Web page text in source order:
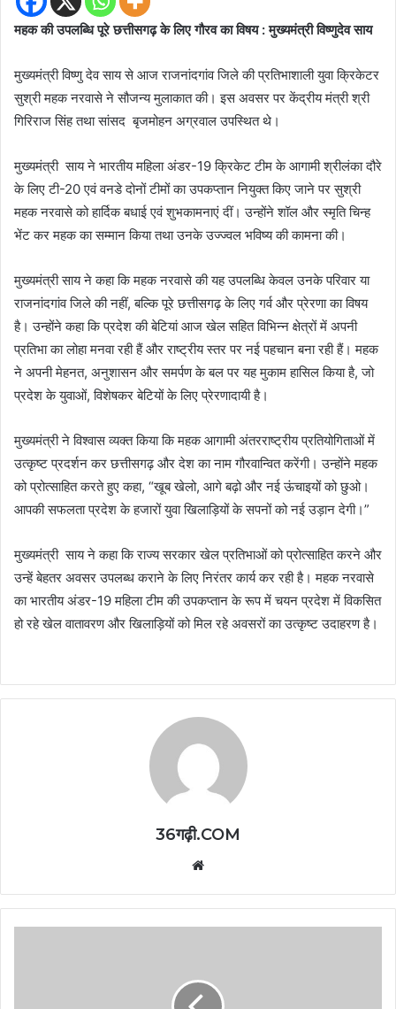
महक की उपलब्धि पूरे छत्तीसगढ़ के लिए गौरव का विषय : मुख्यमंत्री विष्णुदेव साय
मुख्यमंत्री विष्णु देव साय से आज राजनांदगांव जिले की प्रतिभाशाली युवा क्रिकेटर
सुश्री महक नरवासे ने सौजन्य मुलाकात की। इस अवसर पर केंद्रीय मंत्री श्री
गिरिराज सिंह तथा सांसद बृजमोहन अग्रवाल उपस्थित थे।
मुख्यमंत्री साय ने भारतीय महिला अंडर-19 क्रिकेट टीम के आगामी श्रीलंका दौरे
के लिए टी-20 एवं वनडे दोनों टीमों का उपकप्तान नियुक्त किए जाने पर सुश्री
महक नरवासे को हार्दिक बधाई एवं शुभकामनाएं दीं। उन्होंने शॉल और स्मृति चिन्ह
भेंट कर महक का सम्मान किया तथा उनके उज्ज्वल भविष्य की कामना की।
मुख्यमंत्री साय ने कहा कि महक नरवासे की यह उपलब्धि केवल उनके परिवार या
राजनांदगांव जिले की नहीं, बल्कि पूरे छत्तीसगढ़ के लिए गर्व और प्रेरणा का विषय
है। उन्होंने कहा कि प्रदेश की बेटियां आज खेल सहित विभिन्न क्षेत्रों में अपनी
प्रतिभा का लोहा मनवा रही हैं और राष्ट्रीय स्तर पर नई पहचान बना रही हैं। महक
ने अपनी मेहनत, अनुशासन और समर्पण के बल पर यह मुकाम हासिल किया है, जो
प्रदेश के युवाओं, विशेषकर बेटियों के लिए प्रेरणादायी है।
मुख्यमंत्री ने विश्वास व्यक्त किया कि महक आगामी अंतरराष्ट्रीय प्रतियोगिताओं में
उत्कृष्ट प्रदर्शन कर छत्तीसगढ़ और देश का नाम गौरवान्वित करेंगी। उन्होंने महक
को प्रोत्साहित करते हुए कहा, “खूब खेलो, आगे बढ़ो और नई ऊंचाइयों को छुओ।
आपकी सफलता प्रदेश के हजारों युवा खिलाड़ियों के सपनों को नई उड़ान देगी।”
मुख्यमंत्री साय ने कहा कि राज्य सरकार खेल प्रतिभाओं को प्रोत्साहित करने और
उन्हें बेहतर अवसर उपलब्ध कराने के लिए निरंतर कार्य कर रही है। महक नरवासे
का भारतीय अंडर-19 महिला टीम की उपकप्तान के रूप में चयन प्रदेश में विकसित
हो रहे खेल वातावरण और खिलाड़ियों को मिल रहे अवसरों का उत्कृष्ट उदाहरण है।
36गढ़ी.COM